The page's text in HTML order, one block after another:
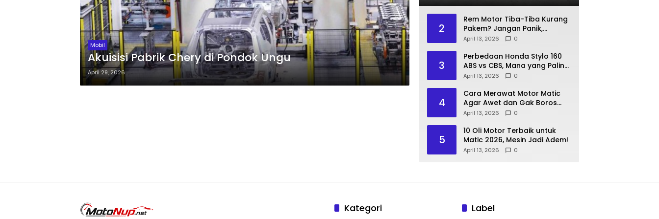
Mobil
Akuisisi Pabrik Chery di Pondok Ungu
April 29, 2026
2
Rem Motor Tiba-Tiba Kurang
Pakem? Jangan Panik,
Lakukan Langkah Ini!
April 13, 2026 0
3
Perbedaan Honda Stylo 160
ABS vs CBS, Mana yang Paling
Pas?
April 13, 2026 0
4
Cara Merawat Motor Matic
Agar Awet dan Gak Boros
Bensin
April 13, 2026 0
5
10 Oli Motor Terbaik untuk
Matic 2026, Mesin Jadi Adem!
April 13, 2026 0
Kategori Label